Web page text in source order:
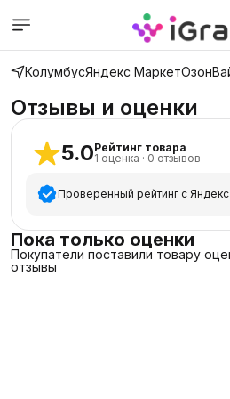
КолумбусЯндекс МаркетОзон
Отзывы и оценки
5.0Рейтинг товара
1 оценка · 0 отзывов
Проверенный рейтинг с
5 звёзд
4 звезды
Пока только оценки
Покупатели поставили товару
отзывы